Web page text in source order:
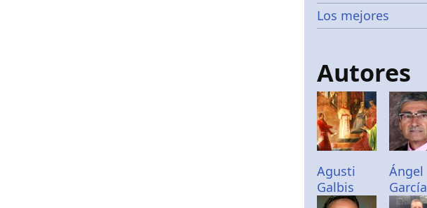
Los mejores
Autores
Agusti
Galbis
Ángel
García